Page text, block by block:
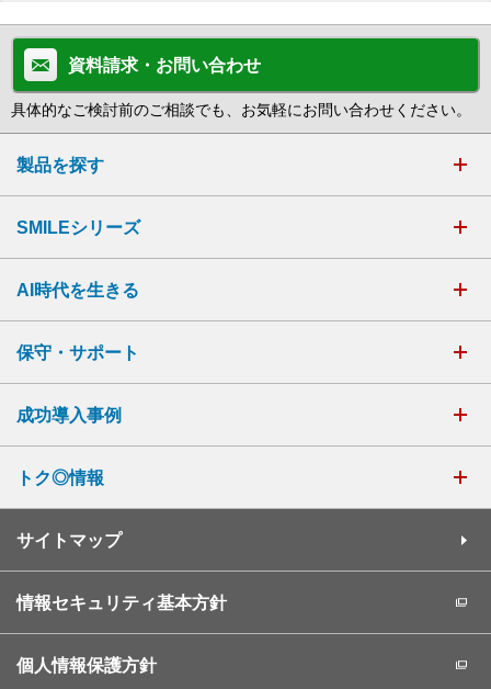
資料請求・お問い合わせ
具体的なご検討前のご相談でも、お気軽にお問い合わせください。
製品を探す
SMILEシリーズ
AI時代を生きる
保守・サポート
成功導入事例
トク◎情報
サイトマップ
情報セキュリティ基本方針
個人情報保護方針